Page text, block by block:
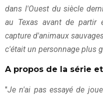
dans l'Ouest du siècle
au Texas avant de partir
capture d'animaux
c'était un personnage plus
A propos de la série
"Je n'ai pas essayé de